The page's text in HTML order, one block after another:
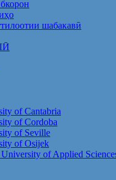
шабакавӣ
of Cantabria
of Cordoba
of Seville
of Osijek
of Applied